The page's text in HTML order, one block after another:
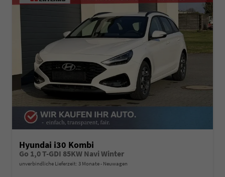
Hyundai i30 Kombi
Go 1,0 T-GDI 85KW Navi Winter
unverbindliche Lieferzeit: 3 Monate Neuwagen